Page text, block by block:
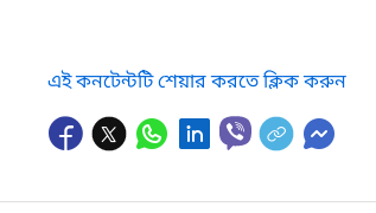
এই কনটেন্টটি শেয়ার করতে ক্লিক করুন